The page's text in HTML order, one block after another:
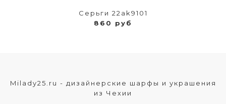
Серьги 22ak9101
860 руб
Milady25.ru - дизайнерские шарфы и украшения
из Чехии